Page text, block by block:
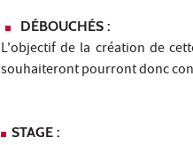
DÉBOUCHÉS :
L'objectif de la création de
souhaiteront pourront donc
STAGE :